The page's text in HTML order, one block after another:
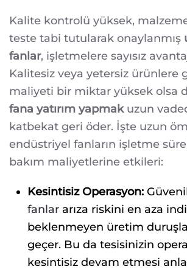
Kalite kontrolü yüksek,
teste tabi tutularak onaylanmış
fanlar, işletmelere sayısız
Kalitesiz veya yetersiz ürünlere
maliyeti bir miktar yüksek olsa
fana yatırım yapmakuzun
katbekat geri öder. İşte uzun
endüstriyel fanların işletme
bakım maliyetlerine etkileri:
Kesintisiz Operasyon:
fanlar arıza riskini en aza
beklenmeyen üretim
geçer. Bu da tesisinizin
kesintisiz devam etmesi